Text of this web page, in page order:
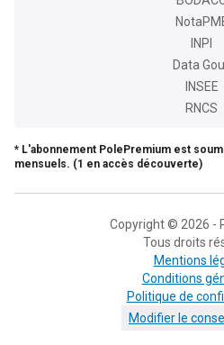
INPI
Data
INSEE
RNCS
* L'abonnement PolePremium est
mensuels. (1 en accès découverte)
Copyright © 2026 -
Tous droits
Mentions
Conditions
Politique de
Modifier le